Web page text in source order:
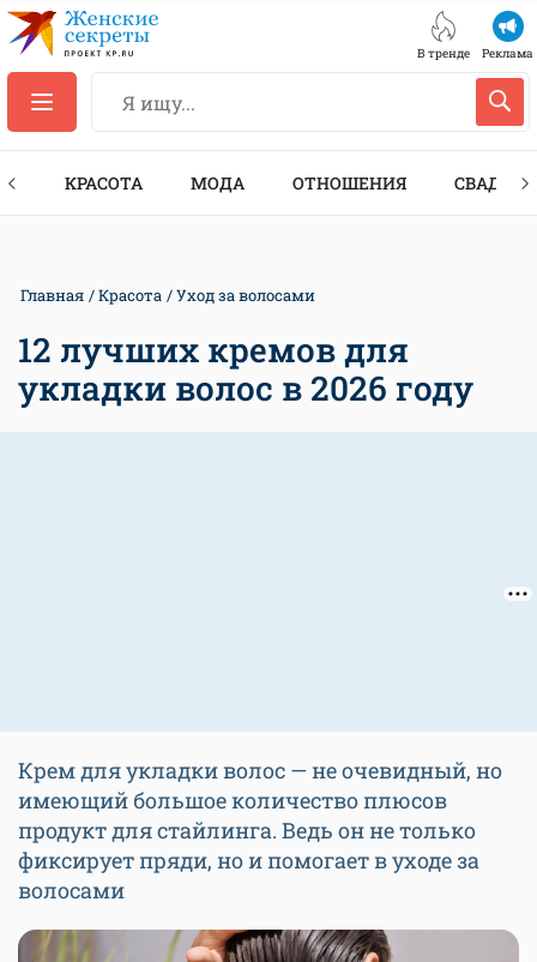
В тренде Реклама
КРАСОТА МОДА ОТНОШЕНИЯ СВАДЬБА
Главная Красота Уход за волосами
12 лучших кремов для
укладки волос в 2026 году
Крем для укладки волос — не очевидный, но
имеющий большое количество плюсов
продукт для стайлинга. Ведь он не только
фиксирует пряди, но и помогает в уходе за
волосами